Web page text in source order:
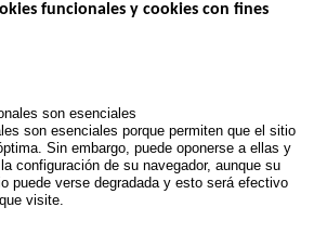
PERSONALES PROCEDENTES DE
DE ESTUDIOS
funcionales y cookies con fines
son esenciales
son esenciales porque permiten que el sitio
Sin embargo, puede oponerse a ellas y
configuración de su navegador, aunque su
puede verse degradada y esto será efectivo
visite.